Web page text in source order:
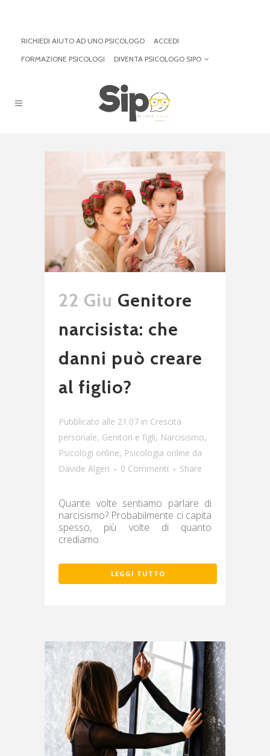
RICHIEDI AIUTO AD UNO PSICOLOGO
ACCEDI
FORMAZIONE PSICOLOGI
DIVENTA PSICOLOGO SIPO
22 Giu Genitore
narcisista: che
danni può creare
al figlio?
Pubblicato alle 21:07 in Crescita
personale, Genitori e figli, Narcisismo,
Psicologi online, Psicologia online da
Davide Algeri
0 Commenti Share
Quante volte sentiamo parlare di
narcisismo? Probabilmente ci capita
spesso, più volte di quanto
crediamo.
LEGGI TUTTO